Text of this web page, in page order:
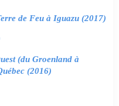
de Feu à Iguazu (2017)
(du Groenland à
(2016)